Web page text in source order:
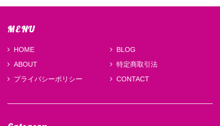
MENU
HOME
BLOG
ABOUT
特定商取引法
プライバシーポリシー
CONTACT